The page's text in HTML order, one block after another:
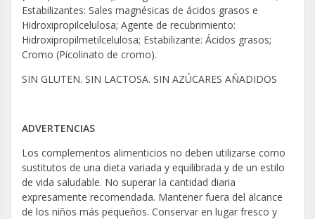
Estabilizantes: Sales magnésicas de ácidos grasos e
Hidroxipropilcelulosa; Agente de recubrimiento:
Hidroxipropilmetilcelulosa; Estabilizante: Ácidos grasos;
Cromo (Picolinato de cromo).
SIN GLUTEN. SIN LACTOSA. SIN AZÚCARES AÑADIDOS
ADVERTENCIAS
Los complementos alimenticios no deben utilizarse como
sustitutos de una dieta variada y equilibrada y de un estilo
de vida saludable. No superar la cantidad diaria
expresamente recomendada. Mantener fuera del alcance
de los niños más pequeños. Conservar en lugar fresco y